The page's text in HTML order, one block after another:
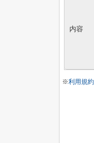
内容
※利用規約